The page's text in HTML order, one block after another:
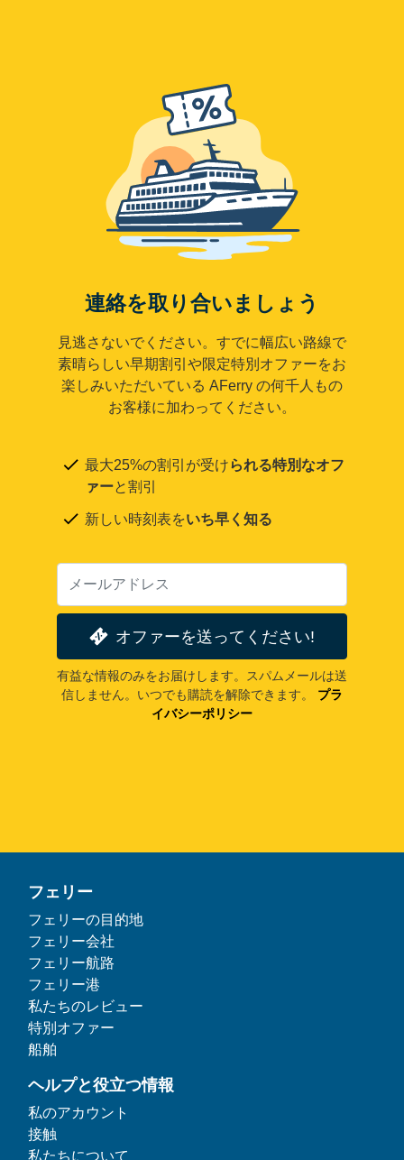
連絡を取り合いましょう
見逃さないでください。すでに幅広い路線で
素晴らしい早期割引や限定特別オファーをお
楽しみいただいている AFerry の何千人もの
お客様に加わってください。
最大25%の割引が受けられる特別なオフ
ァーと割引
新しい時刻表をいち早く知る
オファーを送ってください!
有益な情報のみをお届けします。スパムメールは送
信しません。いつでも購読を解除できます。
プラ
イバシーポリシー
フェリー
フェリーの目的地
フェリー会社
フェリー航路
フェリー港
私たちのレビュー
特別オファー
船舶
ヘルプと役立つ情報
私のアカウント
接触
私たちについて